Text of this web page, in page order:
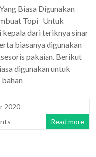
Biasa Digunakan
Topi Untuk
kepala dari teriknya sinar
biasanya digunakan
pakaian. Berikut
digunakan untuk
2020
Read more